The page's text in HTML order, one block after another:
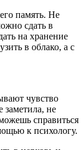
память. Не
сдать в
на хранение
в облако, а с
чувство
заметила, не
справиться
к психологу.